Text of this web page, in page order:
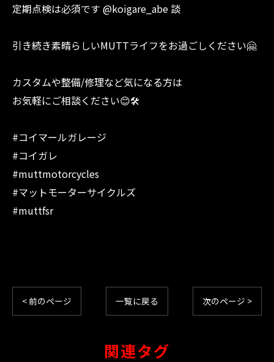
定期点検は必須です @koigare_abe 談
引き続き素晴らしいMUTTライフをお過ごしください🤗
カスタムや整備/修理など気になる方は
お気軽にご相談ください😊🛠️
#コイマールガレージ
#コイガレ
#muttmotorcycles
#マットモーターサイクルズ
#muttfsr
< 前のページ 一覧に戻る 次のページ >
関連タグ